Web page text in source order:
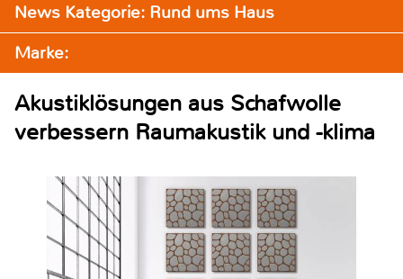
News Kategorie: Rund ums Haus
Marke:
Akustiklösungen aus Schafwolle
verbessern Raumakustik und -klima